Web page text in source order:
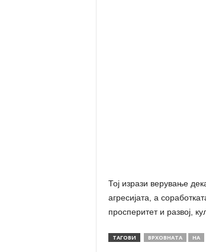
Тој изрази верување
агресијата, а
просперитет и развој,
ТАГОВИ ВРХОВНАТА НА